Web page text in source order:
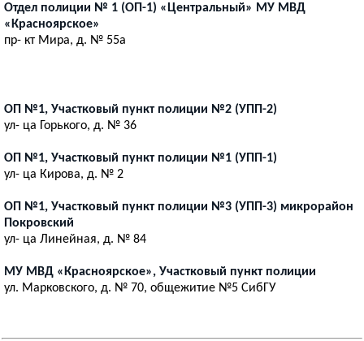
Отдел полиции № 1 (ОП-1) «Центральный» МУ МВД
«Красноярское»
пр- кт Мира, д. № 55а
ОП №1, Участковый пункт полиции №2 (УПП-2)
ул- ца Горького, д. № 36
ОП №1, Участковый пункт полиции №1 (УПП-1)
ул- ца Кирова, д. № 2
ОП №1, Участковый пункт полиции №3 (УПП-3) микрорайон
Покровский
ул- ца Линейная, д. № 84
МУ МВД «Красноярское», Участковый пункт полиции
ул. Марковского, д. № 70, общежитие №5 СибГУ